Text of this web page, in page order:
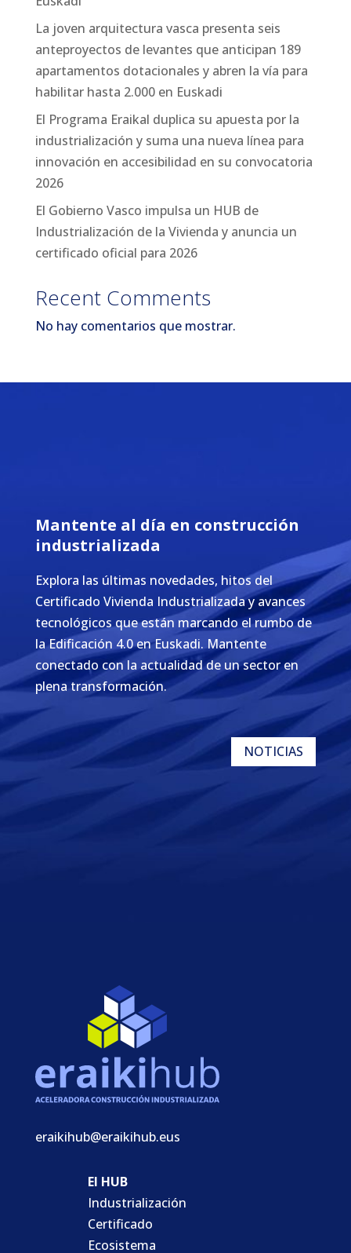
La joven arquitectura vasca presenta seis
anteproyectos de levantes que anticipan 189
apartamentos dotacionales y abren la vía para
habilitar hasta 2.000 en Euskadi
El Programa Eraikal duplica su apuesta por la
industrialización y suma una nueva línea para
innovación en accesibilidad en su convocatoria
2026
El Gobierno Vasco impulsa un HUB de
Industrialización de la Vivienda y anuncia un
certificado oficial para 2026
Recent Comments
No hay comentarios que mostrar.
Mantente al día en construcción
industrializada
Explora las últimas novedades, hitos del
Certificado Vivienda Industrializada y avances
tecnológicos que están marcando el rumbo de
la Edificación 4.0 en Euskadi. Mantente
conectado con la actualidad de un sector en
plena transformación.
NOTICIAS
eraikihub@eraikihub.eus
El HUB
Industrialización
Certificado
Ecosistema